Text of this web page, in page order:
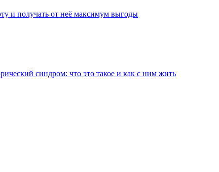
и получать от неё максимум выгоды
синдром: что это такое и как с ним жить